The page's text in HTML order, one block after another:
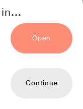
Open
Continue
ไฟคุ